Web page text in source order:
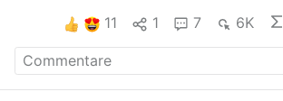
11 1 7 6K